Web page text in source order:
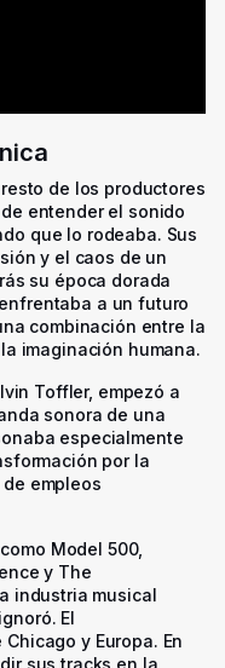
de los productores
entender el sonido
que lo rodeaba. Sus
y el caos de un
su época dorada
a un futuro
combinación entre la
imaginación humana.
Toffler, empezó a
sonora de una
especialmente
por la
empleos
Model 500,
y The
industria musical
El
y Europa. En